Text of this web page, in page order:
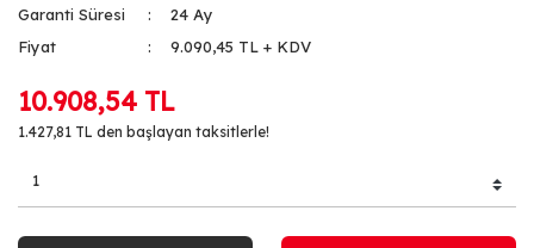
Garanti Süresi
24 Ay
Fiyat
9.090,45 TL + KDV
10.908,54 TL
1.427,81 TL den başlayan taksitlerle!